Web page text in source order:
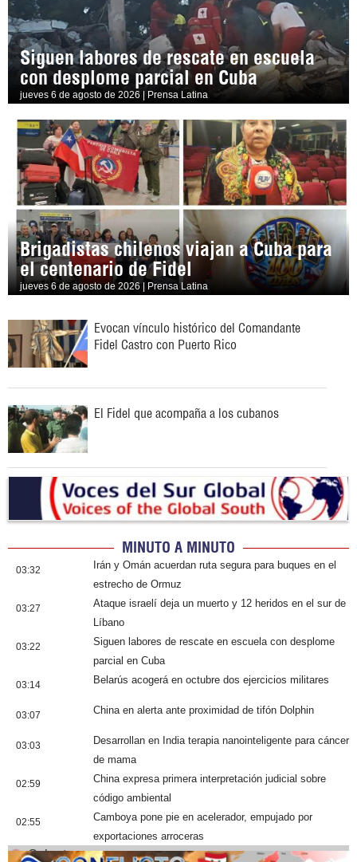
Siguen labores de rescate en escuela
con desplome parcial en Cuba
jueves 6 de agosto de 2026 | Prensa Latina
Brigadistas chilenos viajan a Cuba para
el centenario de Fidel
jueves 6 de agosto de 2026 | Prensa Latina
Evocan vínculo histórico del Comandante
Fidel Castro con Puerto Rico
El Fidel que acompaña a los cubanos
MINUTO A MINUTO
03:32
Irán y Omán acuerdan ruta segura para buques en el
estrecho de Ormuz
03:27
Ataque israelí deja un muerto y 12 heridos en el sur de
Líbano
03:22
Siguen labores de rescate en escuela con desplome
parcial en Cuba
03:14 Belarús acogerá en octubre dos ejercicios militares
03:07 China en alerta ante proximidad de tifón Dolphin
03:03
Desarrollan en India terapia nanointeligente para cáncer
de mama
02:59
China expresa primera interpretación judicial sobre
código ambiental
02:55
Camboya pone pie en acelerador, empujado por
exportaciones arroceras
Cobertura